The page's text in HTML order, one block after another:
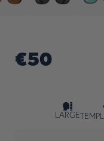
€50
LARGE